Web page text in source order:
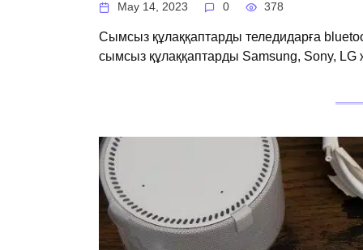
May 14, 2023 0 378
Сымсыз құлаққаптарды теледидарға
сымсыз құлаққаптарды Samsung, Sony, LG